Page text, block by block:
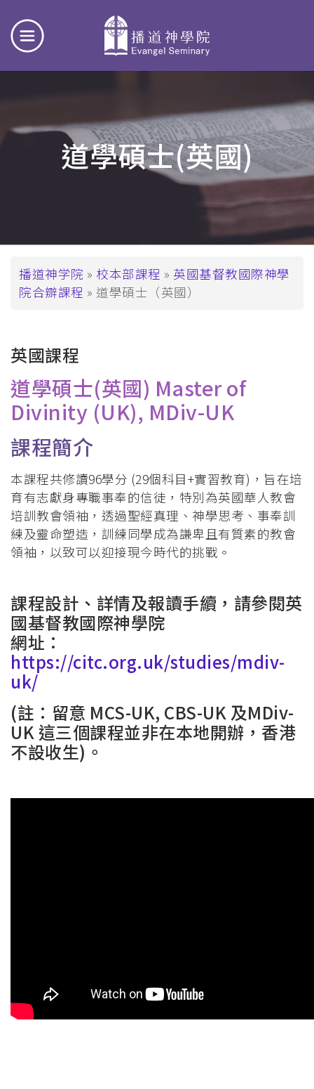
道學碩士(英國)
面
包
播道神学院 校本部課程
英國基督教國際神學
院合辧課程
道學碩士（英國）
英國課程
道學碩士(英國) Master of
Divinity (UK), MDiv-UK
課程簡介
本課程共修讀96學分 (29個科目+實習教育)，旨在培
育有志獻身專職事奉的信徒，特別為英國華人教會
培訓教會領袖，透過聖經真理、神學思考、事奉訓
練及靈命塑造，訓練同學成為謙卑且有質素的教會
領袖，以致可以迎接現今時代的挑戰。
課程設計 、 詳情及報讀手續，請參閱英
國基督教國際神學院
網址：
https://citc.org.uk/studies/mdiv-
uk/
(註：留意 MCS-UK, CBS-UK 及MDiv-
UK 這三個課程並非在本地開辦，香港
不設收生)。